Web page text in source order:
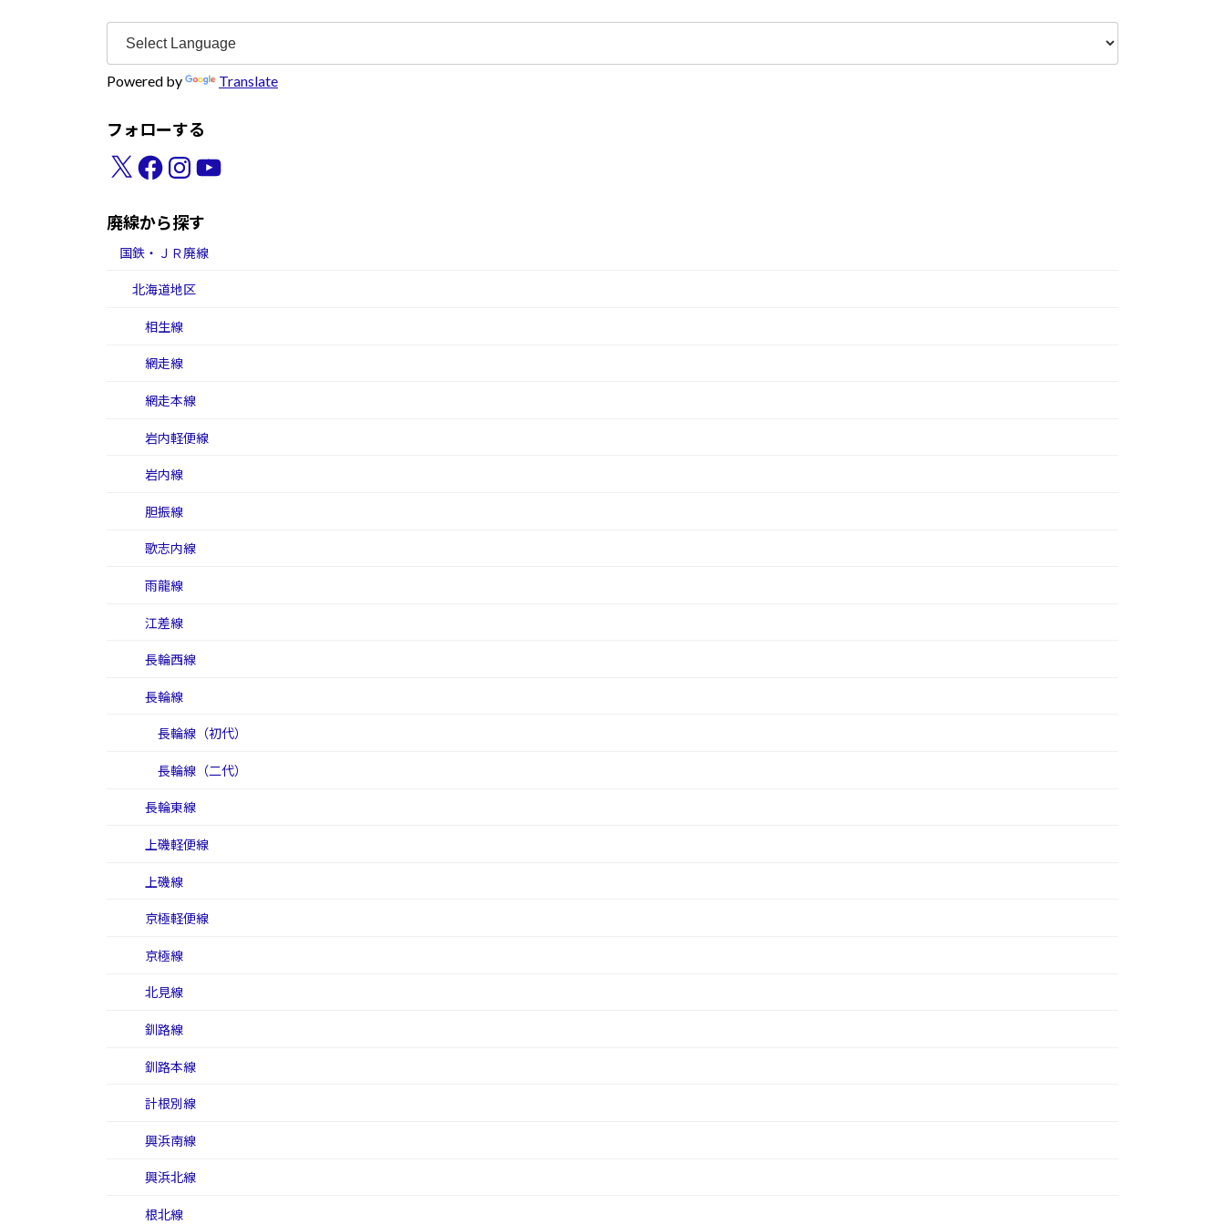
Powered by Translate
フォローする
X Facebook
InstagramYouTube
廃線から探す
国鉄・ＪＲ廃線
北海道地区
相生線
網走線
網走本線
岩内軽便線
岩内線
胆振線
歌志内線
雨龍線
江差線
長輪西線
長輪線
長輪線（初代）
長輪線（二代）
長輪東線
上磯軽便線
上磯線
京極軽便線
京極線
北見線
釧路線
釧路本線
計根別線
興浜南線
興浜北線
根北線